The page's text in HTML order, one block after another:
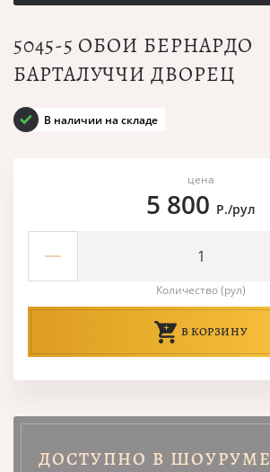
5045-5 ОБОИ БЕРНАРДО
БАРТАЛУЧЧИ ДВОРЕЦ
В наличии на складе
цена
5 800 Р./рул
Количество (рул)
В КОРЗИНУ
ДОСТУПНО В ШОУРУМЕ